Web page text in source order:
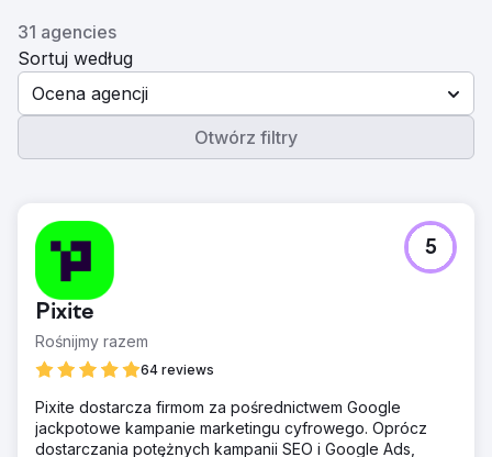
31 agencies
Sortuj według
Ocena agencji
Otwórz filtry
Pixite
Rośnijmy razem
64 reviews
5
Pixite dostarcza firmom za pośrednictwem Google
jackpotowe kampanie marketingu cyfrowego. Oprócz
dostarczania potężnych kampanii SEO i Google Ads,